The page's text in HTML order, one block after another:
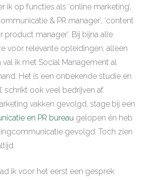
ik op functies als ‘online marketing’,
& PR manager’, ‘content
product manager’. Bij bijna alle
voor relevante opleidingen, alleen
val ik met Social Management al
Het is een onbekende studie en
schrikt ook veel bedrijven af.
vakken gevolgd, stage bij een
en PR bureau gelopen én heb
gevolgd. Toch zien
ik voor het eerst een gesprek